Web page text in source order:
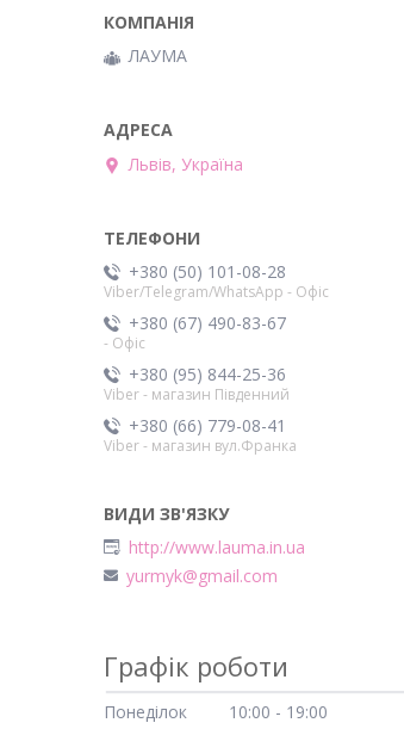
ЛAУМА
Львів, Україна
+380 (50) 101-08-28
Viber/Telegram/WhatsApp - Офіс
+380 (67) 490-83-67
- Офіс
+380 (95) 844-25-36
Viber - магазин Південний
+380 (66) 779-08-41
Viber - магазин вул.Франка
http://www.lauma.in.ua
yurmyk@gmail.com
Графік роботи
Понеділок 10:00
19:00